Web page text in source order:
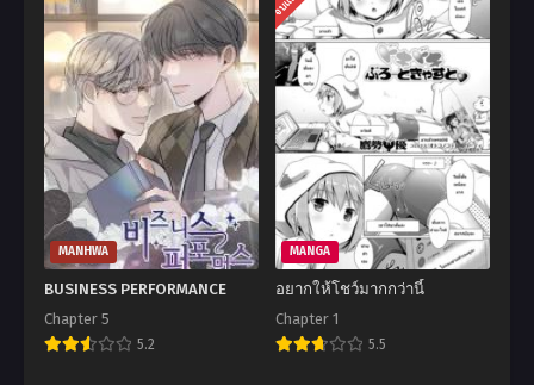
MANHWA
BUSINESS PERFORMANCE
Chapter 5
5.2
MANGA
อยากให้โชว์มากกว่านี้
Chapter 1
5.5